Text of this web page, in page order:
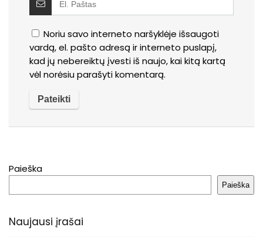
Noriu savo interneto naršyklėje išsaugoti
vardą, el. pašto adresą ir interneto puslapį,
kad jų nebereiktų įvesti iš naujo, kai kitą kartą
vėl norėsiu parašyti komentarą.
Paieška
Paieška
Naujausi įrašai